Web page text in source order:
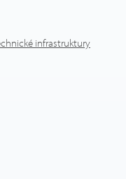
infrastruktury